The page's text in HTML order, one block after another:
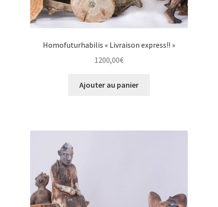
Homofuturhabilis « Livraison express!! »
1200,00€
Ajouter au panier